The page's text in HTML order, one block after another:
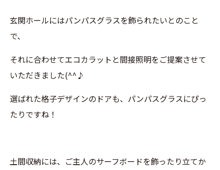
玄関ホールにはパンパスグラスを飾られたいとのこと
で、
それに合わせてエコカラットと間接照明をご提案させて
いただきました(^^♪
選ばれた格子デザインのドアも、パンパスグラスにぴっ
たりですね！
土間収納には、ご主人のサーフボードを飾ったり立てか